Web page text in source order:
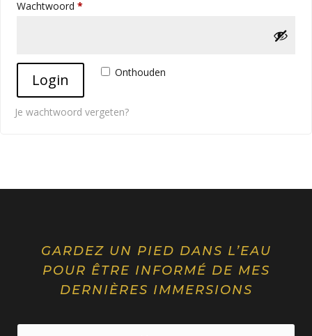
Wachtwoord *
Alternative: Onthouden
Login
Je wachtwoord vergeten?
GARDEZ UN PIED DANS L’EAU
POUR ÊTRE INFORMÉ DE MES
DERNIÈRES IMMERSIONS